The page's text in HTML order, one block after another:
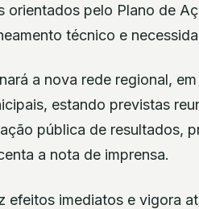
orientados pelo Plano de
técnico e
a nova rede regional,
estando previstas
pública de resultados,
a nota de imprensa.
efeitos imediatos e vigora